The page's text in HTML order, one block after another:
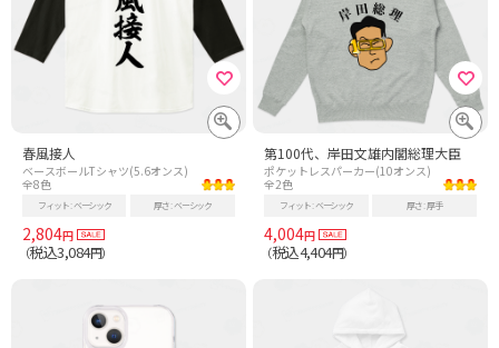
春風接人
ベースボールTシャツ(5.6オンス)
全8色
フィット ベーシック 厚さ ベーシック
2,804円
（税込3,084円）
第100代、岸田文雄内閣総理大臣
ポケットレスパーカー(10オンス)
全2色
フィット ベーシック 厚さ 厚手
4,004円
（税込4,404円）